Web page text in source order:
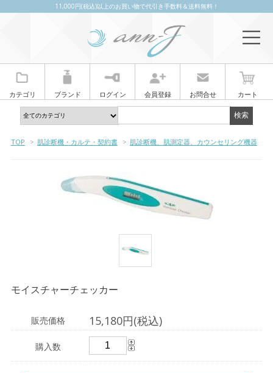
11,000円(税込)以上のお買い物で代引き手数料＆送料無料！
カテゴリ ブランド ログイン 会員登録 お問合せ カート
TOP > 肌診断機・カルテ・契約書 > 肌診断機、肌測定器、カウンセリング機器
モイスチャーチェッカー
販売価格 15,180円(税込)
購入数